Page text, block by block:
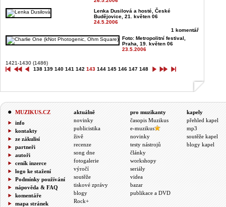
Lenka Dusilová a hosté, České
Budějovice, 21. květen 06
24.5.2006
1 komentář
Foto: Metropolitní festival,
Praha, 19. květen 06
23.5.2006
1421-1430 (1486)
138 139 140 141 142 143 144 145 146 147 148
MUZIKUS.CZ
info
kontakty
ze zákulisí
partneři
autoři
ceník inzerce
logo ke stažení
Podmínky používání
nápověda & FAQ
komentáře
mapa stránek
aktuálně
novinky
publicistika
živě
recenze
song dne
fotogalerie
výročí
soutěže
tiskové zprávy
blogy
Rock+
pro muzikanty
časopis Muzikus
e-muzikus
novinky
testy nástrojů
články
workshopy
seriály
videa
bazar
publikace a DVD
kapely
přehled kapel
mp3
soutěže kapel
blogy kapel